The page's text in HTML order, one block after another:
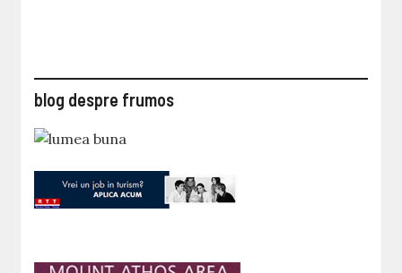
blog despre frumos